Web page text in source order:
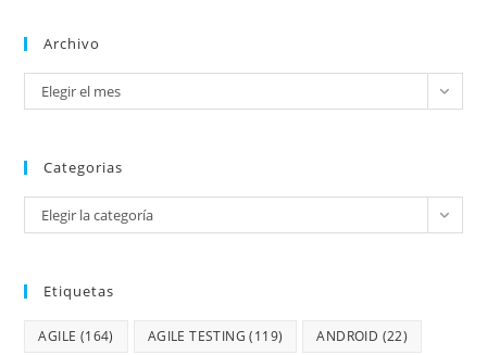
Archivo
Elegir el mes
Categorias
Elegir la categoría
Etiquetas
AGILE (164) AGILE TESTING (119) ANDROID (22)